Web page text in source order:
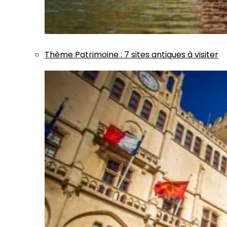
Thème Patrimoine: 7 sites antiques à visiter